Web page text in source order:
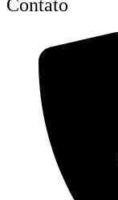
Contato